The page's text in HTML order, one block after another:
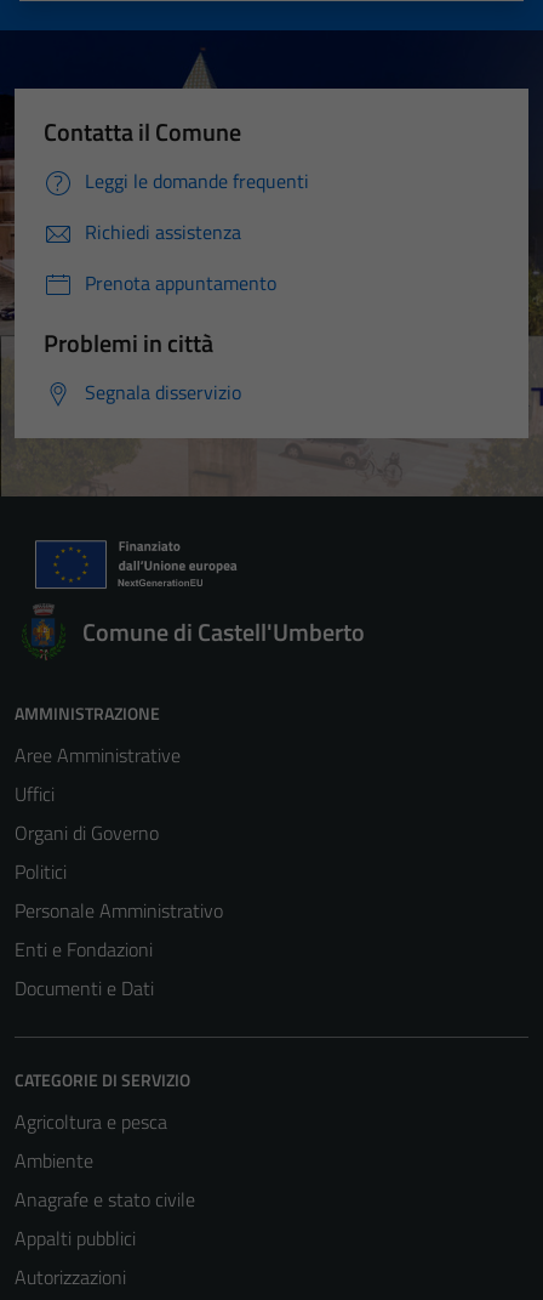
Contatta il Comune
Leggi le domande frequenti
Richiedi assistenza
Prenota appuntamento
Problemi in città
Segnala disservizio
Comune di Castell'Umberto
AMMINISTRAZIONE
Aree Amministrative
Uffici
Organi di Governo
Politici
Personale Amministrativo
Enti e Fondazioni
Documenti e Dati
CATEGORIE DI SERVIZIO
Agricoltura e pesca
Ambiente
Anagrafe e stato civile
Appalti pubblici
Autorizzazioni